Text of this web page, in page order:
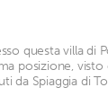
questa villa di
posizione, visto
da Spiaggia di